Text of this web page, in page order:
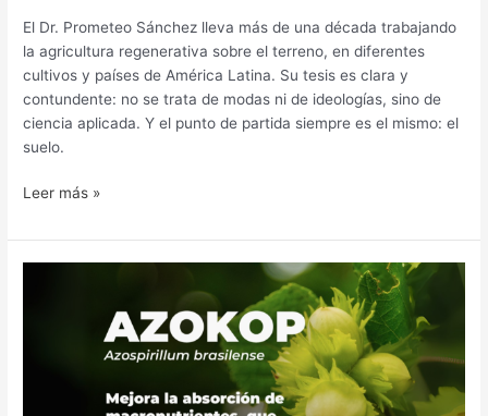
El Dr. Prometeo Sánchez lleva más de una década trabajando
la agricultura regenerativa sobre el terreno, en diferentes
cultivos y países de América Latina. Su tesis es clara y
contundente: no se trata de modas ni de ideologías, sino de
ciencia aplicada. Y el punto de partida siempre es el mismo: el
suelo.
Leer más »